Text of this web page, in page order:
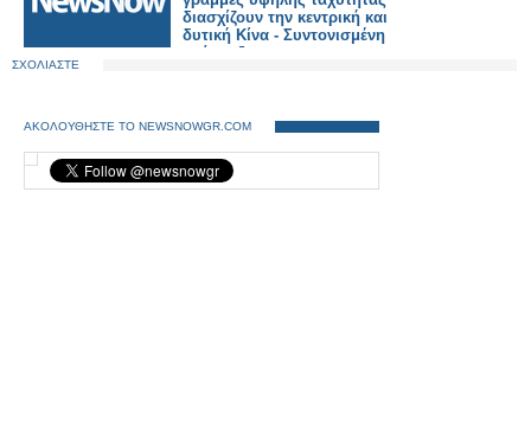
διασχίζουν την κεντρική και
δυτική Κίνα - Συντονισμένη
ανάπτυξη.
ΣΧΟΛΙΑΣΤΕ
ΑΚΟΛΟΥΘΗΣΤΕ ΤΟ NEWSNOWGR.COM